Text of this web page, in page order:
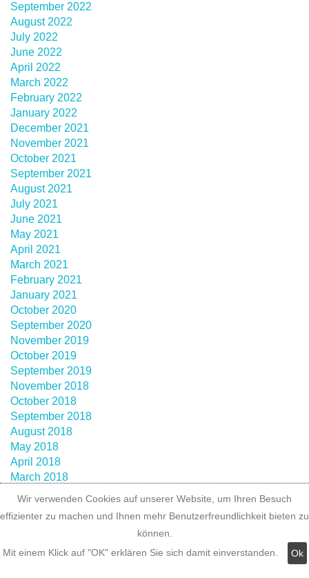
September 2022
August 2022
July 2022
June 2022
April 2022
March 2022
February 2022
January 2022
December 2021
November 2021
October 2021
September 2021
August 2021
July 2021
June 2021
May 2021
April 2021
March 2021
February 2021
January 2021
October 2020
September 2020
November 2019
October 2019
September 2019
November 2018
October 2018
September 2018
August 2018
May 2018
April 2018
March 2018
February 2018
December 2017
Wir verwenden Cookies auf unserer Website, um Ihren Besuch
effizienter zu machen und Ihnen mehr Benutzerfreundlichkeit bieten zu
können.
Mit einem Klick auf "OK" erklären Sie sich damit einverstanden.
Ok